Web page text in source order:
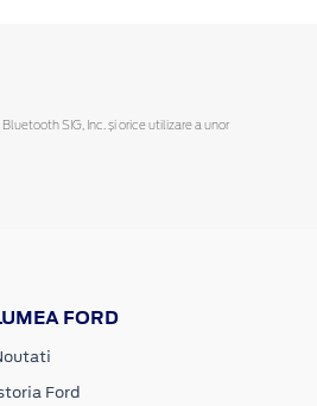
SIG, Inc. și orice utilizare a unor
FORD
Ford